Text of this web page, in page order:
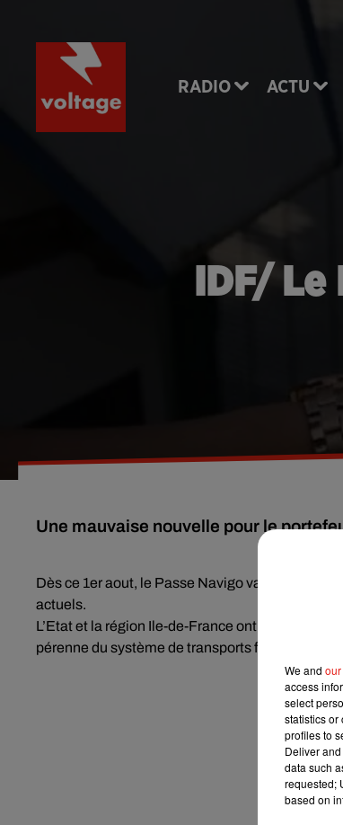
RADIO ACTU
IDF/
Une mauvaise nouvelle pour le
Dès ce 1er aout, le Passe Navigo va augmenter
actuels.
L’Etat et la région Ile-de-France ont signé un
pérenne du système de transports franciliens.
We and
access
select
statistics or
profiles to
Deliver
data such
requested;
based on